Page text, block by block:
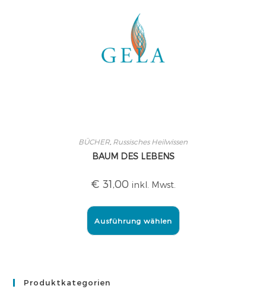
BÜCHER, Russisches Heilwissen
BAUM DES LEBENS
€ 31,00 inkl. Mwst.
Ausführung wählen
Produktkategorien